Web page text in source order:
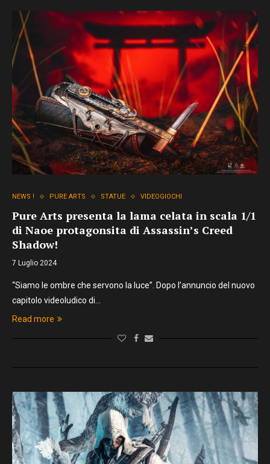
NEWS ! PURE ARTS STATUE VIDEOGIOCHI
Pure Arts presenta la lama celata in scala 1/1
di Naoe protagonsita di Assassin’s Creed
Shadow!
7 Luglio 2024
“Siamo le ombre che servono la luce”. Dopo l’annuncio del nuovo
capitolo videoludico di…
Read more